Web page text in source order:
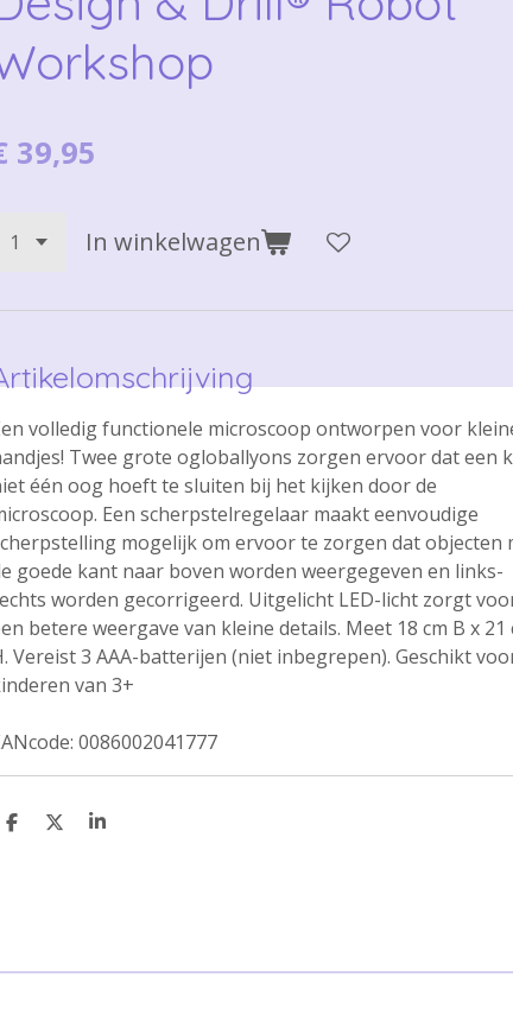
39,95
In winkelwagen
volledig functionele microscoop ontworpen voor
Twee grote ogloballyons zorgen ervoor dat een
één oog hoeft te sluiten bij het kijken door de
Een scherpstelregelaar maakt eenvoudige
mogelijk om ervoor te zorgen dat objecten
goede kant naar boven worden weergegeven en links-
worden gecorrigeerd. Uitgelicht LED-licht zorgt
betere weergave van kleine details. Meet 18 cm B x 21
Vereist 3 AAA-batterijen (niet inbegrepen). Geschikt
van 3+
0086002041777
D
D
S